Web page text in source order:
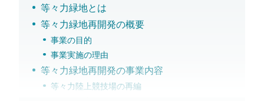
等々力緑地とは
等々力緑地再開発の概要
事業の目的
事業実施の理由
等々力緑地再開発の事業内容
等々力陸上競技場の再編